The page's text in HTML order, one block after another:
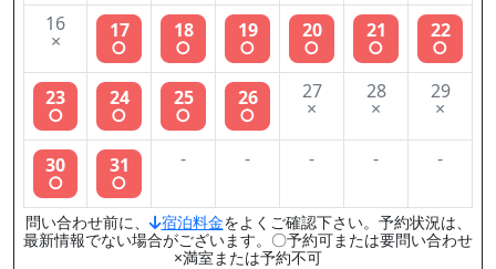
16
× 17
○
18
○
19
○
20
○
21
○
22
○
23
○
24
○
25
○
26
○
27
×
28
×
29
×
30
○
31
○
- - - - -
問い合わせ前に、 宿泊料金をよくご確認下さい。予約状況は、
最新情報でない場合がございます。〇予約可または要問い合わせ
×満室または予約不可